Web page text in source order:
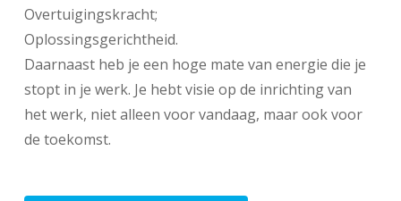
Overtuigingskracht;
Oplossingsgerichtheid.
Daarnaast heb je een hoge mate van energie die je
stopt in je werk. Je hebt visie op de inrichting van
het werk, niet alleen voor vandaag, maar ook voor
de toekomst.